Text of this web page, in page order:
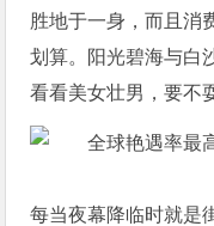
胜地于一身，而且消
划算。阳光碧海与白
看看美女壮男，要不
每当夜幕降临时就是